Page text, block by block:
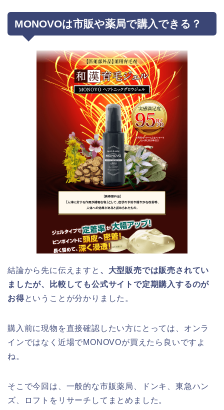
MONOVOは市販や薬局で購入できる？
結論から先に伝えますと 、大型販売では販売されてい
ましたが、
比較しても公式サイトで定期購入するのが
お得ということが分かりました。
購入前に現物を直接確認したい方にとっては、オンラ
インではなく近場でMONOVOが買えたら良いですよ
ね。
そこで今回は、一般的な市販薬局、ドンキ、東急ハン
ズ、ロフトをリサーチしてまとめました。